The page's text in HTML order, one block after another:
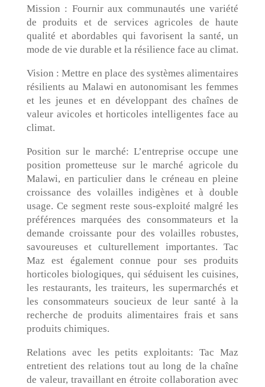
Mission : Fournir aux communautés une variété
de produits et de services agricoles de haute
qualité et abordables qui favorisent la santé, un
mode de vie durable et la résilience face au climat.
Vision : Mettre en place des systèmes alimentaires
résilients au Malawi en autonomisant les femmes
et les jeunes et en développant des chaînes de
valeur avicoles et horticoles intelligentes face au
climat.
Position sur le marché: L’entreprise occupe une
position prometteuse sur le marché agricole du
Malawi, en particulier dans le créneau en pleine
croissance des volailles indigènes et à double
usage. Ce segment reste sous-exploité malgré les
préférences marquées des consommateurs et la
demande croissante pour des volailles robustes,
savoureuses et culturellement importantes. Tac
Maz est également connue pour ses produits
horticoles biologiques, qui séduisent les cuisines,
les restaurants, les traiteurs, les supermarchés et
les consommateurs soucieux de leur santé à la
recherche de produits alimentaires frais et sans
produits chimiques.
Relations avec les petits exploitants: Tac Maz
entretient des relations tout au long de la chaîne
de valeur, travaillant en étroite collaboration avec